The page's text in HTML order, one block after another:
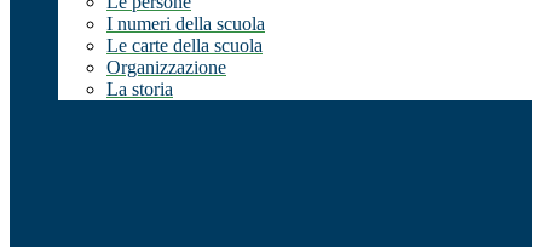
I numeri della scuola
Le carte della scuola
Organizzazione
La storia